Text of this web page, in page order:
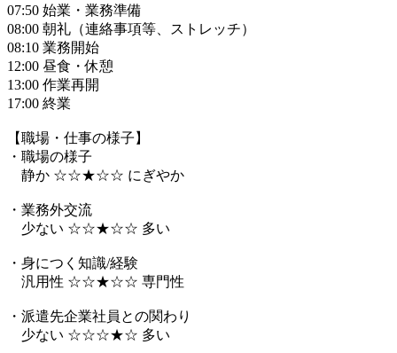
07:50 始業・業務準備
08:00 朝礼（連絡事項等、ストレッチ）
08:10 業務開始
12:00 昼食・休憩
13:00 作業再開
17:00 終業
【職場・仕事の様子】
・職場の様子
静か ☆☆★☆☆ にぎやか
・業務外交流
少ない ☆☆★☆☆ 多い
・身につく知識/経験
汎用性 ☆☆★☆☆ 専門性
・派遣先企業社員との関わり
少ない ☆☆☆★☆ 多い